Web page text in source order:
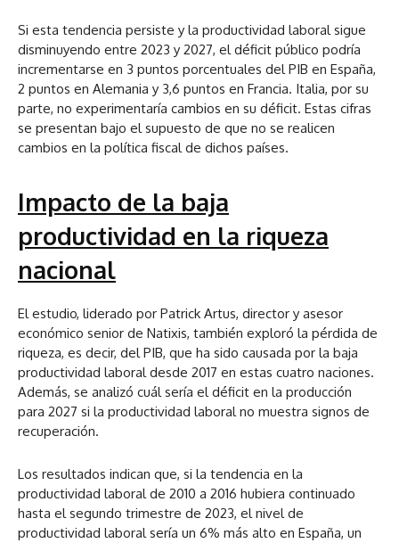
Si esta tendencia persiste y la productividad laboral sigue
disminuyendo entre 2023 y 2027, el déficit público podría
incrementarse en 3 puntos porcentuales del PIB en España,
2 puntos en Alemania y 3,6 puntos en Francia. Italia, por su
parte, no experimentaría cambios en su déficit. Estas cifras
se presentan bajo el supuesto de que no se realicen
cambios en la política fiscal de dichos países.
Impacto de la baja
productividad en la riqueza
nacional
El estudio, liderado por Patrick Artus, director y asesor
económico senior de Natixis, también exploró la pérdida de
riqueza, es decir, del PIB, que ha sido causada por la baja
productividad laboral desde 2017 en estas cuatro naciones.
Además, se analizó cuál sería el déficit en la producción
para 2027 si la productividad laboral no muestra signos de
recuperación.
Los resultados indican que, si la tendencia en la
productividad laboral de 2010 a 2016 hubiera continuado
hasta el segundo trimestre de 2023, el nivel de
productividad laboral sería un 6% más alto en España, un